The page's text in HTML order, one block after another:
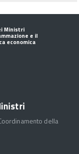
Ministri
e il
economica
della